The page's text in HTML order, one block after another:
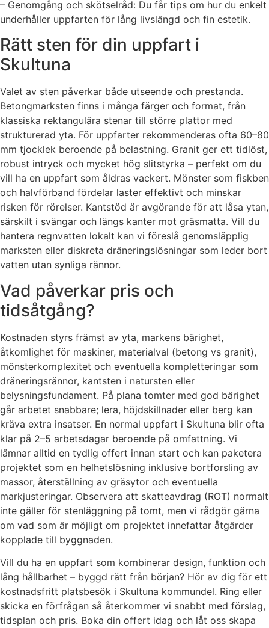
– Genomgång och skötselråd: Du får tips om hur du enkelt
underhåller uppfarten för lång livslängd och fin estetik.
Rätt sten för din uppfart i
Skultuna
Valet av sten påverkar både utseende och prestanda.
Betongmarksten finns i många färger och format, från
klassiska rektangulära stenar till större plattor med
strukturerad yta. För uppfarter rekommenderas ofta 60–80
mm tjocklek beroende på belastning. Granit ger ett tidlöst,
robust intryck och mycket hög slitstyrka – perfekt om du
vill ha en uppfart som åldras vackert. Mönster som fiskben
och halvförband fördelar laster effektivt och minskar
risken för rörelser. Kantstöd är avgörande för att låsa ytan,
särskilt i svängar och längs kanter mot gräsmatta. Vill du
hantera regnvatten lokalt kan vi föreslå genomsläpplig
marksten eller diskreta dräneringslösningar som leder bort
vatten utan synliga rännor.
Vad påverkar pris och
tidsåtgång?
Kostnaden styrs främst av yta, markens bärighet,
åtkomlighet för maskiner, materialval (betong vs granit),
mönsterkomplexitet och eventuella kompletteringar som
dräneringsrännor, kantsten i natursten eller
belysningsfundament. På plana tomter med god bärighet
går arbetet snabbare; lera, höjdskillnader eller berg kan
kräva extra insatser. En normal uppfart i Skultuna blir ofta
klar på 2–5 arbetsdagar beroende på omfattning. Vi
lämnar alltid en tydlig offert innan start och kan paketera
projektet som en helhetslösning inklusive bortforsling av
massor, återställning av gräsytor och eventuella
markjusteringar. Observera att skatteavdrag (ROT) normalt
inte gäller för stenläggning på tomt, men vi rådgör gärna
om vad som är möjligt om projektet innefattar åtgärder
kopplade till byggnaden.
Vill du ha en uppfart som kombinerar design, funktion och
lång hållbarhet – byggd rätt från början? Hör av dig för ett
kostnadsfritt platsbesök i Skultuna kommundel. Ring eller
skicka en förfrågan så återkommer vi snabbt med förslag,
tidsplan och pris. Boka din offert idag och låt oss skapa